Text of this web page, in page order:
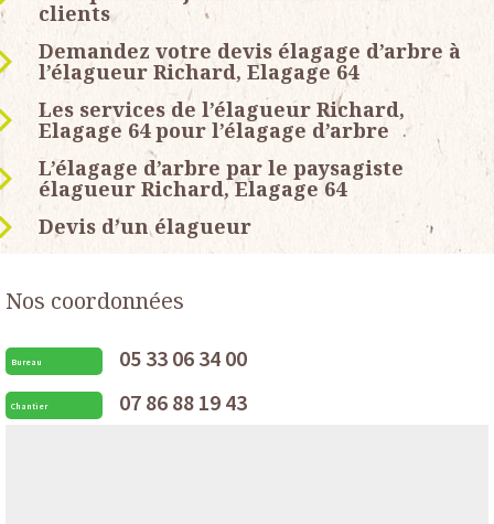
clients
Demandez votre devis élagage d’arbre à
l’élagueur Richard, Elagage 64
Les services de l’élagueur Richard,
Elagage 64 pour l’élagage d’arbre
L’élagage d’arbre par le paysagiste
élagueur Richard, Elagage 64
Devis d’un élagueur
Nos coordonnées
Bureau 05 33 06 34 00
Chantier 07 86 88 19 43